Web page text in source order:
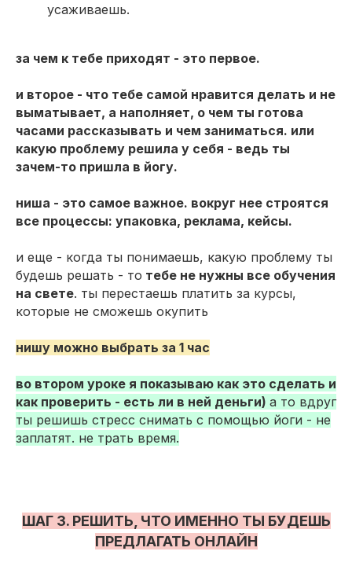
усаживаешь.
за чем к тебе приходят - это первое.
и второе - что тебе самой нравится делать и не
выматывает, а наполняет, о чем ты готова
часами рассказывать и чем заниматься. или
какую проблему решила у себя - ведь ты
зачем-то пришла в йогу.
ниша - это самое важное. вокруг нее строятся
все процессы: упаковка, реклама, кейсы.
и еще - когда ты понимаешь, какую проблему ты
будешь решать - то тебе не нужны все обучения
на свете. ты перестаешь платить за курсы,
которые не сможешь окупить
нишу можно выбрать за 1 час
во втором уроке я показываю как это сделать и
как проверить - есть ли в ней деньги) а то вдруг
ты решишь стресс снимать с помощью йоги - не
заплатят. не трать время.
ШАГ 3. РЕШИТЬ, ЧТО ИМЕННО ТЫ БУДЕШЬ
ПРЕДЛАГАТЬ ОНЛАЙН